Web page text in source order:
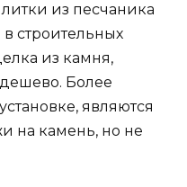
из песчаника
строительных
из камня,
Более
являются
на камень, но не